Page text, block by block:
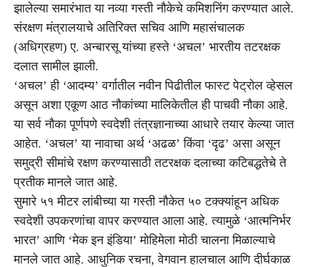
झालेल्या समारंभात या नव्या गस्ती नौकेचे कमिशनिंग करण्यात आले.
संरक्षण मंत्रालयाचे अतिरिक्त सचिव आणि महासंचालक
(अधिग्रहण) ए. अन्बारसू यांच्या हस्ते ‘अचल’ भारतीय तटरक्षक
दलात सामील झाली.
‘अचल’ ही ‘आदम्य’ वर्गातील नवीन पिढीतील फास्ट पेट्रोल व्हेसल
असून अशा एकूण आठ नौकांच्या मालिकेतील ही पाचवी नौका आहे.
या सर्व नौका पूर्णपणे स्वदेशी तंत्रज्ञानाच्या आधारे तयार केल्या जात
आहेत. ‘अचल’ या नावाचा अर्थ ‘अढळ’ किंवा ‘दृढ’ असा असून
समुद्री सीमांचे रक्षण करण्यासाठी तटरक्षक दलाच्या कटिबद्धतेचे ते
प्रतीक मानले जात आहे.
सुमारे ५१ मीटर लांबीच्या या गस्ती नौकेत ५० टक्क्यांहून अधिक
स्वदेशी उपकरणांचा वापर करण्यात आला आहे. त्यामुळे ‘आत्मनिर्भर
भारत’ आणि ‘मेक इन इंडिया’ मोहिमेला मोठी चालना मिळाल्याचे
मानले जात आहे. आधुनिक रचना, वेगवान हालचाल आणि दीर्घकाळ